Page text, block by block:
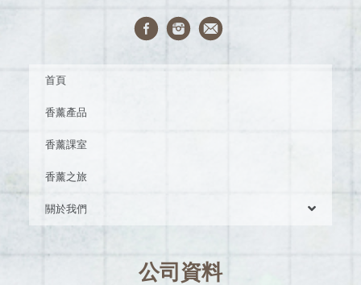
首頁
香薰產品
香薰課室
香薰之旅
關於我們
公司資料